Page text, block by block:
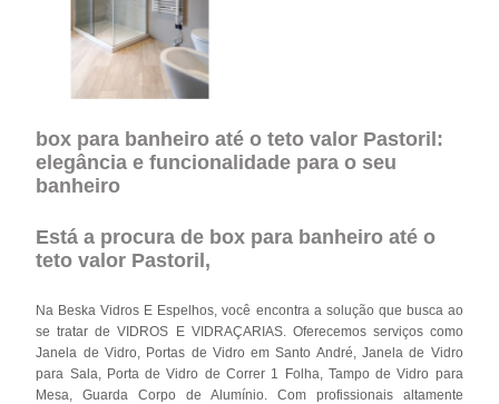
box para banheiro até o teto valor Pastoril:
elegância e funcionalidade para o seu
banheiro
Está a procura de box para banheiro até o
teto valor Pastoril,
Na Beska Vidros E Espelhos, você encontra a solução que busca ao
se tratar de VIDROS E VIDRAÇARIAS. Oferecemos serviços como
Janela de Vidro, Portas de Vidro em Santo André, Janela de Vidro
para Sala, Porta de Vidro de Correr 1 Folha, Tampo de Vidro para
Mesa, Guarda Corpo de Alumínio. Com profissionais altamente